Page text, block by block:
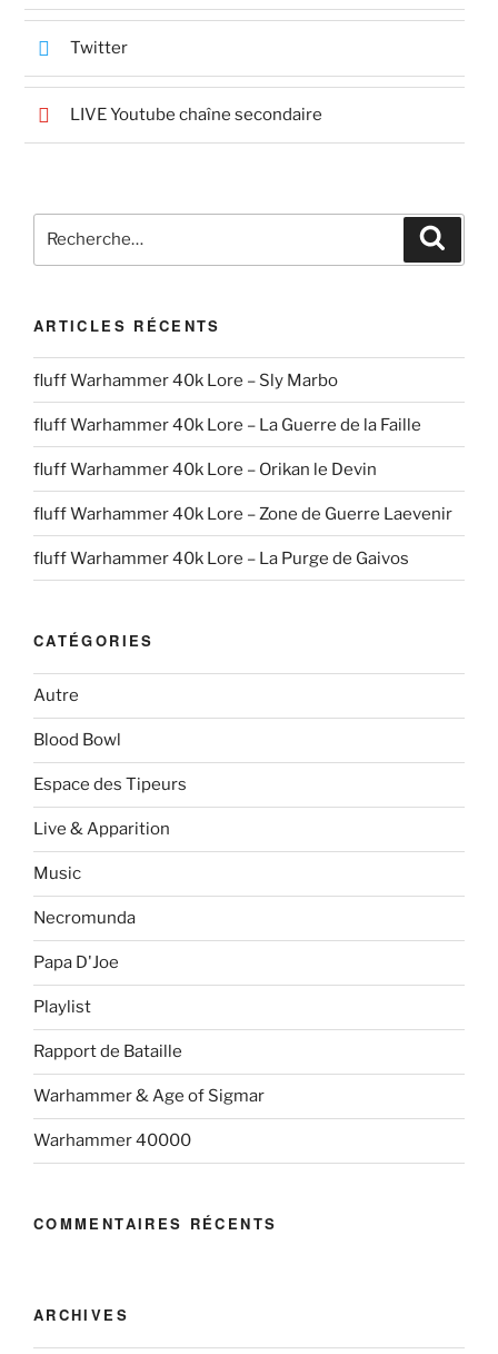
Twitter
LIVE Youtube chaîne secondaire
Recherche
pour
ARTICLES RÉCENTS
fluff Warhammer 40k Lore – Sly Marbo
fluff Warhammer 40k Lore – La Guerre de la Faille
fluff Warhammer 40k Lore – Orikan le Devin
fluff Warhammer 40k Lore – Zone de Guerre Laevenir
fluff Warhammer 40k Lore – La Purge de Gaivos
CATÉGORIES
Autre
Blood Bowl
Espace des Tipeurs
Live & Apparition
Music
Necromunda
Papa D'Joe
Playlist
Rapport de Bataille
Warhammer & Age of Sigmar
Warhammer 40000
COMMENTAIRES RÉCENTS
ARCHIVES